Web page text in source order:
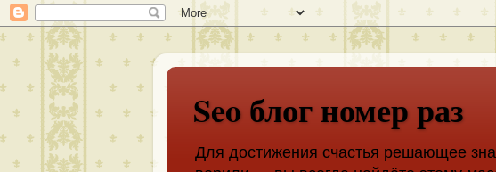
Seo блог номер раз
Для достижения счастья решающее